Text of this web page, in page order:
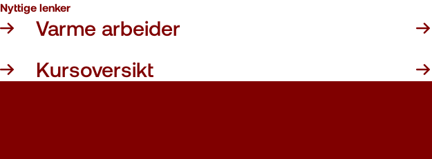
Nyttige lenker
Varme arbeider
Kursoversikt